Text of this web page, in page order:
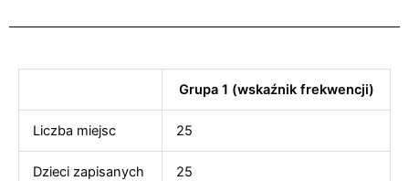
Grupa 1 (wskaźnik frekwencji)
Liczba miejsc 25
Dzieci zapisanych 25